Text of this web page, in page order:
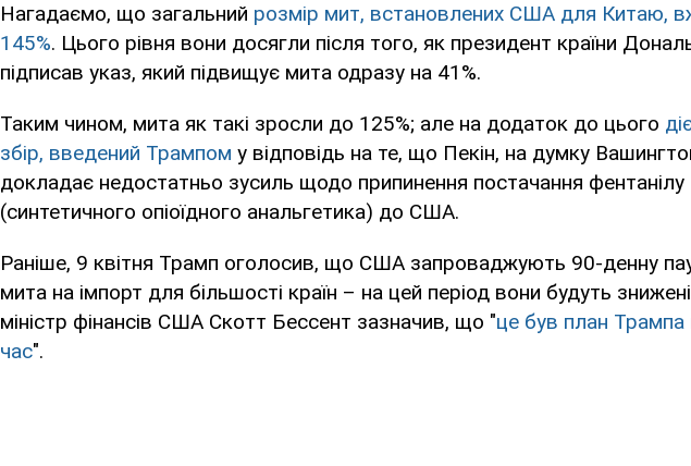
Нагадаємо, що загальний розмір мит, встановлених США для Китаю,
145%. Цього рівня вони досягли після того, як президент країни
підписав указ, який підвищує мита одразу на 41%.
Таким чином, мита як такі зросли до 125%; але на додаток до цього
збір, введений Трампом у відповідь на те, що Пекін, на думку
докладає недостатньо зусиль щодо припинення постачання фентанілу
(синтетичного опіоїдного анальгетика) до США.
Раніше, 9 квітня Трамп оголосив, що США запроваджують 90-денну
мита на імпорт для більшості країн – на цей період вони будуть
міністр фінансів США Скотт Бессент зазначив, що "це був план Трампа
час".